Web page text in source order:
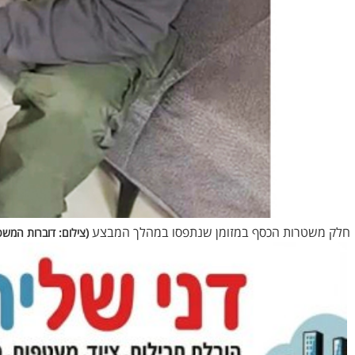
חלק משטרות הכסף במזומן שנתפסו במהלך המבצע (צילום: דוברות